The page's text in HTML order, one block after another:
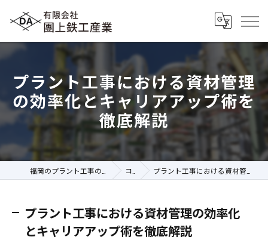
プラント工事における資材管理
の効率化とキャリアアップ術を
徹底解説
コラム プラント工事における資材管理の効率化とキャリアアップ術を徹底解説
プラント工事における資材管理の効率化
とキャリアアップ術を徹底解説